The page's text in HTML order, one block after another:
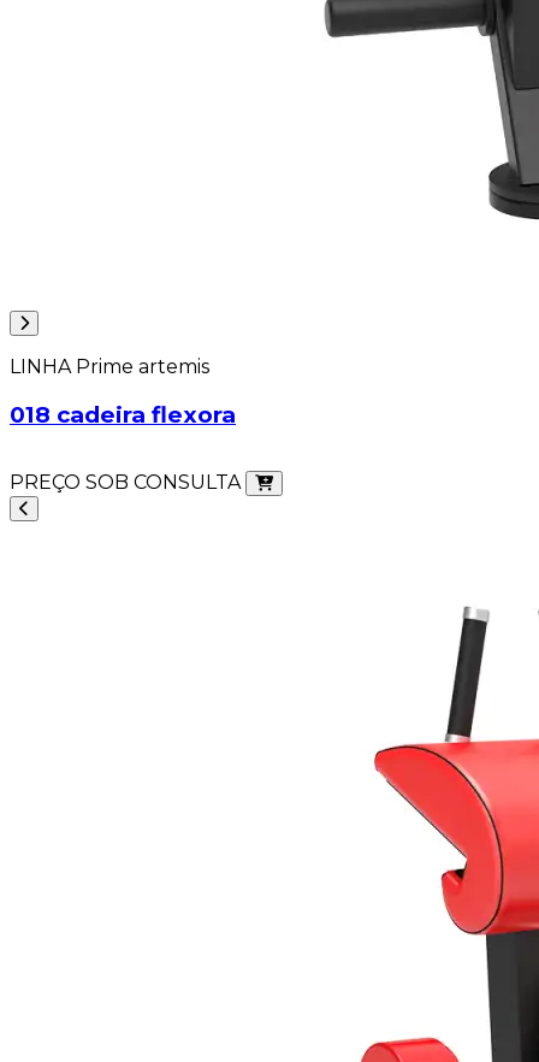
LINHA Prime artemis
018 cadeira flexora
PREÇO SOB CONSULTA